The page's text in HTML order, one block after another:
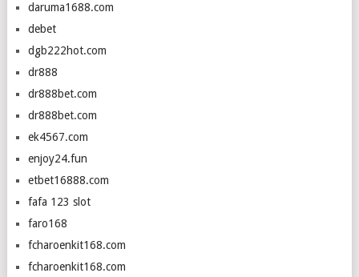
daruma1688.com
debet
dgb222hot.com
dr888
dr888bet.com
dr888bet.com
ek4567.com
enjoy24.fun
etbet16888.com
fafa 123 slot
faro168
fcharoenkit168.com
fcharoenkit168.com